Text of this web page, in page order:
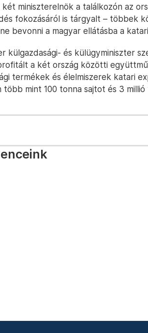
miniszterelnök a találkozón az
fokozásáról is tárgyalt – többek
bevonni a magyar ellátásba a
külgazdasági- és külügyminiszter
a két ország közötti
termékek és élelmiszerek katari
több mint 100 tonna sajtot és 3